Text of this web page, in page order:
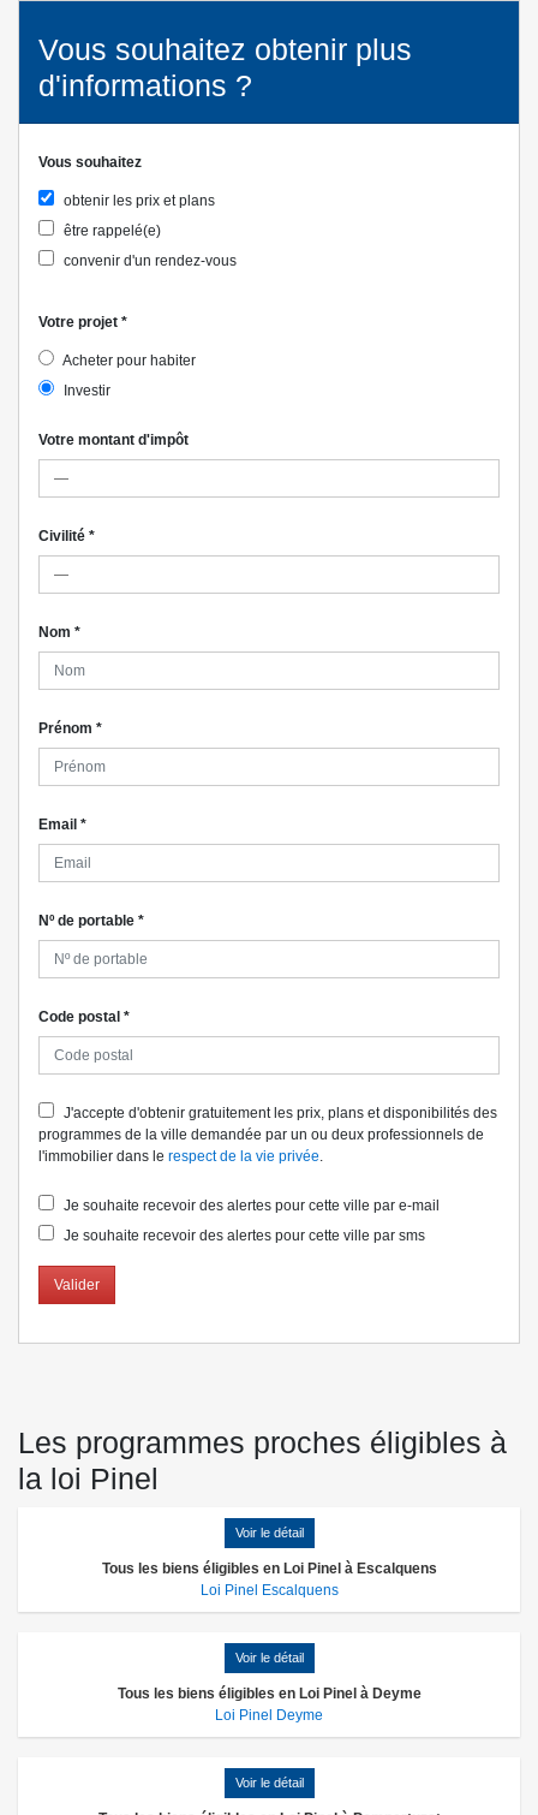
Vous souhaitez obtenir plus
d'informations ?
Vous souhaitez
obtenir les prix et plans
être rappelé(e)
convenir d'un rendez-vous
Votre projet *
Acheter pour habiter
Investir
Votre montant d'impôt
Civilité *
Nom *
Prénom *
Email *
Nº de portable *
Code postal *
J'accepte d'obtenir gratuitement les prix, plans et disponibilités des
programmes de la ville demandée par un ou deux professionnels de
l'immobilier dans le respect de la vie privée.
Je souhaite recevoir des alertes pour cette ville par e-mail
Je souhaite recevoir des alertes pour cette ville par sms
Valider
Les programmes proches éligibles à
la loi Pinel
Voir le détail
Tous les biens éligibles en Loi Pinel à Escalquens
Loi Pinel Escalquens
Voir le détail
Tous les biens éligibles en Loi Pinel à Deyme
Loi Pinel Deyme
Voir le détail